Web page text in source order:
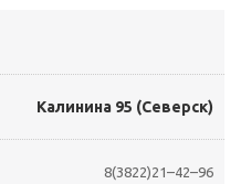
Калинина 95 (Северск)
8(3822)21–42–96